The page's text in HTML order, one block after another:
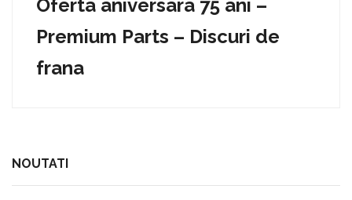
Oferta aniversara 75 ani –
Premium Parts – Discuri de
frana
NOUTATI